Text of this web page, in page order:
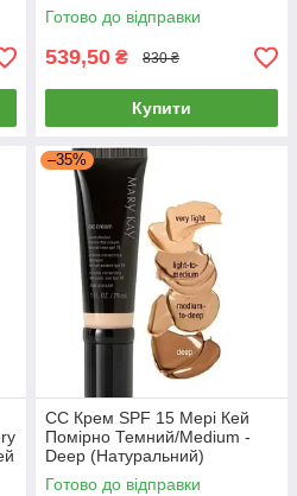
Готово до відправки
539,50 ₴ 830 ₴
Купити
–35%
СС Крем SPF 15 Мері Кей
Помірно Темний/Medium -
Deep (Натуральний)
Готово до відправки